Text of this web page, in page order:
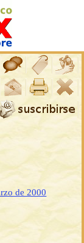
de 2000